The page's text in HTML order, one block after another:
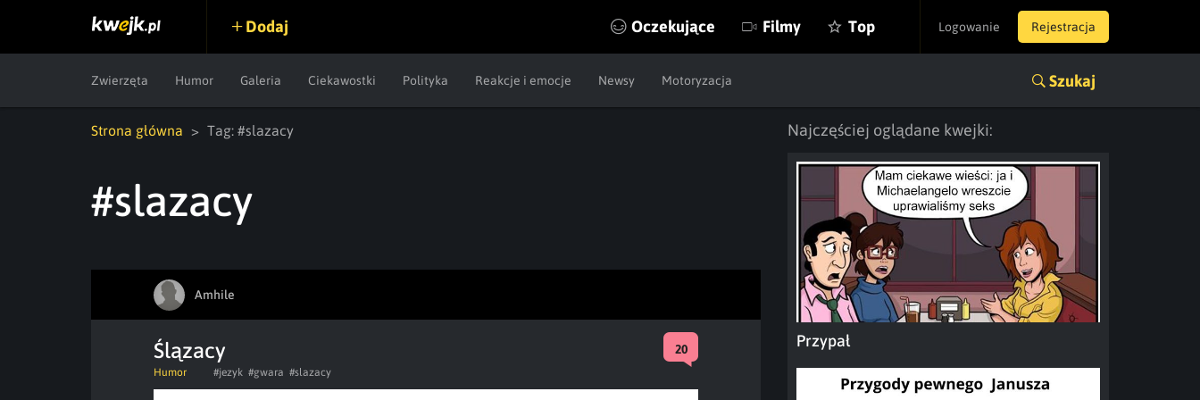
Logowanie Rejestracja
Dodaj Oczekujące Filmy Top
Zwierzęta Humor Galeria Ciekawostki Polityka Reakcje i emocje Newsy Motoryzacja Szukaj
Strona główna Tag: #slazacy
#slazacy
Amhile
Ślązacy 20
Humor #jezyk #gwara #slazacy
Najczęściej oglądane kwejki:
Przypał